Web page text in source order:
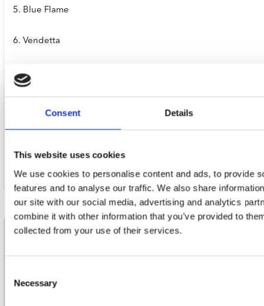
Consent Details
This website uses cookies
We use cookies to personalise content and ads, to provide
features and to analyse our traffic. We also share
our site with our social media, advertising and analytics
combine it with other information that you’ve provided to
collected from your use of their services.
Selection
Necessary
5. Blue Flame
6. Vendetta
7. Jaguar
9. Waiting On The Echoes